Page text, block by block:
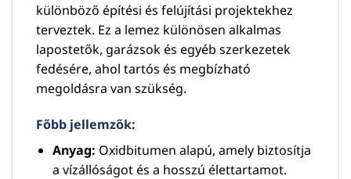
különböző építési és felújítási projektekhez
terveztek. Ez a lemez különösen alkalmas
lapostetők, garázsok és egyéb szerkezetek
fedésére, ahol tartós és megbízható
megoldásra van szükség.
Főbb jellemzők:
Anyag: Oxidbitumen alapú, amely biztosítja
a vízállóságot és a hosszú élettartamot.